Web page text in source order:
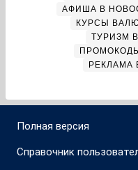
АФИША В
КУРСЫ
ТУРИЗМ
РЕКЛАМА
Полная версия
Справочник